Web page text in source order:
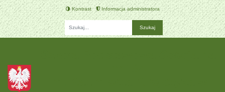
Kontrast Informacja administratora
Fraza